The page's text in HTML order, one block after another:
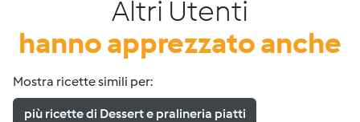
Altri Utenti
hanno apprezzato anche
Mostra ricette simili per:
più ricette di Dessert e pralineria piatti